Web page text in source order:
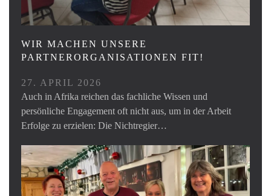
WIR MACHEN UNSERE
PARTNERORGANISATIONEN FIT!
27. APRIL 2026
Auch in Afrika reichen das fachliche Wissen und
persönliche Engagement oft nicht aus, um in der Arbeit
Erfolge zu erzielen: Die Nichtregier…